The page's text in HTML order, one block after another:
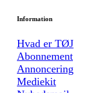
Information
Hvad er TØJ
Abonnement
Annoncering
Mediekit